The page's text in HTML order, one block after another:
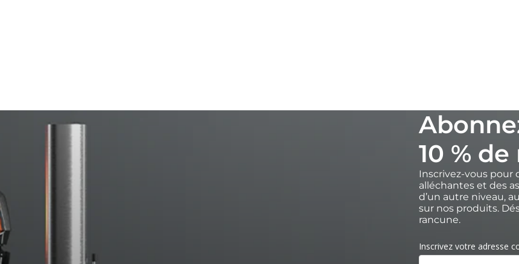
10 %
Inscrivez-vous pour
alléchantes et des
d’un autre niveau,
sur nos produits.
rancune.